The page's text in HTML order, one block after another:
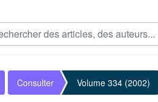
Consulter Volume 334 (2002)